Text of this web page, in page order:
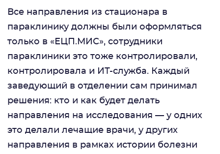
Все направления из стационара в
параклинику должны были оформляться
только в «ЕЦП.МИС», сотрудники
параклиники это тоже контролировали,
контролировала и ИТ-служба. Каждый
заведующий в отделении сам принимал
решения: кто и как будет делать
направления на исследования — у одних
это делали лечащие врачи, у других
направления в рамках истории болезни